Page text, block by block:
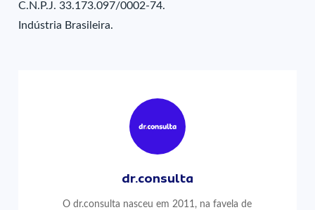
C.N.P.J. 33.173.097/0002-74.
Indústria Brasileira.
dr.consulta
O dr.consulta nasceu em 2011, na favela de